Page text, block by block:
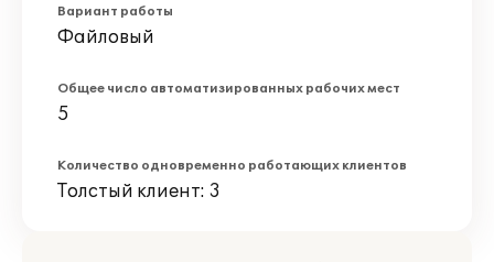
Вариант работы
Файловый
Общее число автоматизированных рабочих мест
5
Количество одновременно работающих клиентов
Толстый клиент: 3